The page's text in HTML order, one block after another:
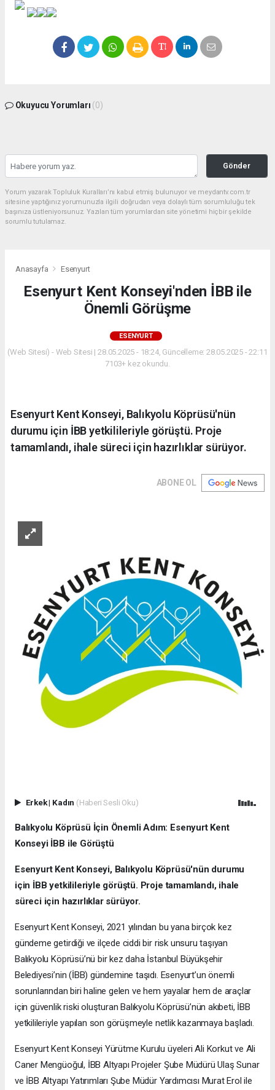
Okuyucu Yorumları (0)
Gönder
Yorum yazarak Topluluk Kuralları’nı kabul etmiş bulunuyor ve meydantv.com.tr
sitesine yaptığınız yorumunuzla ilgili doğrudan veya dolaylı tüm sorumluluğu tek
başınıza üstleniyorsunuz. Yazılan tüm yorumlardan site yönetimi hiçbir şekilde
sorumlu tutulamaz.
Anasayfa Esenyurt
Esenyurt Kent Konseyi'nden İBB ile
Önemli Görüşme
ESENYURT
(Web Sitesi) - Web Sitesi | 28.05.2025 - 18:24, Güncelleme: 28.05.2025 - 22:11
7103+ kez okundu.
Esenyurt Kent Konseyi, Balıkyolu Köprüsü'nün
durumu için İBB yetkilileriyle görüştü. Proje
tamamlandı, ihale süreci için hazırlıklar sürüyor.
ABONE OL
Erkek| Kadın (Haberi Sesli Oku)
Balıkyolu Köprüsü İçin Önemli Adım: Esenyurt Kent
Konseyi İBB ile Görüştü
Esenyurt Kent Konseyi, Balıkyolu Köprüsü'nün durumu
için İBB yetkilileriyle görüştü. Proje tamamlandı, ihale
süreci için hazırlıklar sürüyor.
Esenyurt Kent Konseyi, 2021 yılından bu yana birçok kez
gündeme getirdiği ve ilçede ciddi bir risk unsuru taşıyan
Balıkyolu Köprüsü’nü bir kez daha İstanbul Büyükşehir
Belediyesi’nin (İBB) gündemine taşıdı. Esenyurt’un önemli
sorunlarından biri haline gelen ve hem yayalar hem de araçlar
için güvenlik riski oluşturan Balıkyolu Köprüsü’nün akıbeti, İBB
yetkilileriyle yapılan son görüşmeyle netlik kazanmaya başladı.
Esenyurt Kent Konseyi Yürütme Kurulu üyeleri Ali Korkut ve Ali
Caner Mengüoğul, İBB Altyapı Projeler Şube Müdürü Ulaş Sunar
ve İBB Altyapı Yatırımları Şube Müdür Yardımcısı Murat Erol ile